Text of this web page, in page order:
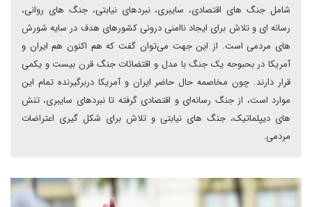
شامل جنگ های اقتصادی، سایبری، نبردهای نیابتی، جنگ های روانی،
رسانه ای و تلاش برای ایجاد ناامنی درونی کشورهای هدف در سایه شورش
های مردمی است. از این جهت می‌توان گفت که هم اکنون هم ایران و
آمریکا در بحبوحه یک جنگ با مدل و اقتضائات جنگ قرن بیست و یکمی
قرار دارند. چون مخاصمه حال حاضر ایران و آمریکا دربرگیرنده تمام این
موارد است، از جنگ رسانه‌ای و اقتصادی گرفته تا نبردهای سایبری، تنش
های دیپلماتیک، جنگ های نیابتی و تلاش برای شکل گیری اعتراضات
مردمی.